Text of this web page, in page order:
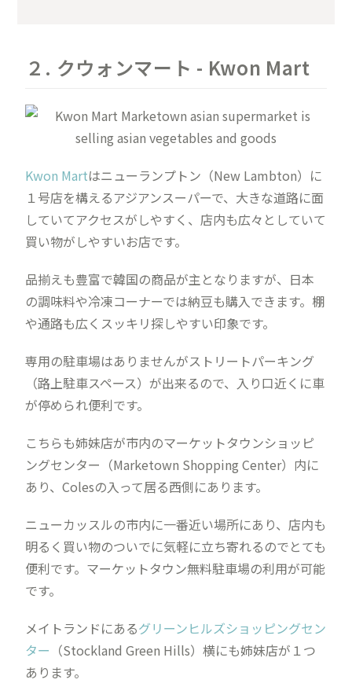
２. クウォンマート - Kwon Mart
Kwon Martはニューランプトン（New Lambton）に
１号店を構えるアジアンスーパーで、大きな道路に面
していてアクセスがしやすく、店内も広々としていて
買い物がしやすいお店です。
品揃えも豊富で韓国の商品が主となりますが、日本
の調味料や冷凍コーナーでは納豆も購入できます。棚
や通路も広くスッキリ探しやすい印象です。
専用の駐車場はありませんがストリートパーキング
（路上駐車スペース）が出来るので、入り口近くに車
が停められ便利です。
こちらも姉妹店が市内のマーケットタウンショッピ
ングセンター（Marketown Shopping Center）内に
あり、Colesの入って居る西側にあります。
ニューカッスルの市内に一番近い場所にあり、店内も
明るく買い物のついでに気軽に立ち寄れるのでとても
便利です。マーケットタウン無料駐車場の利用が可能
です。
メイトランドにあるグリーンヒルズショッピングセン
ター （Stockland Green Hills）横にも姉妹店が１つ
あります。